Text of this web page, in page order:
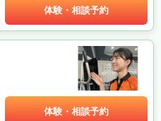
体験・相談予約
体験・相談予約